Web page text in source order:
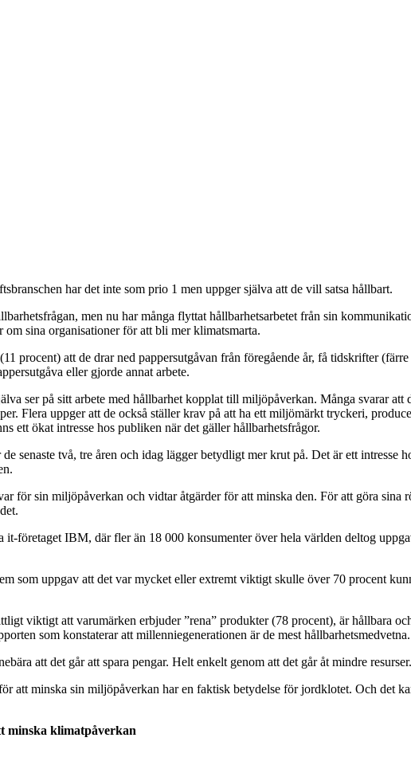
har det inte som prio 1 men uppger själva att de vill satsa hållbart.
men nu har många flyttat hållbarhetsarbetet från sin
sina organisationer för att bli mer klimatsmarta.
procent) att de drar ned pappersutgåvan från föregående år, få tidskrifter
eller gjorde annat arbete.
ser på sitt arbete med hållbarhet kopplat till miljöpåverkan. Många svarar
Flera uppger att de också ställer krav på att ha ett miljömärkt tryckeri,
ett ökat intresse hos publiken när det gäller hållbarhetsfrågor.
senaste två, tre åren och idag lägger betydligt mer krut på. Det är ett intresse
för sin miljöpåverkan och vidtar åtgärder för att minska den. För att göra sina
företaget IBM, där fler än 18 000 konsumenter över hela världen deltog
som uppgav att det var mycket eller extremt viktigt skulle över 70 procent
viktigt att varumärken erbjuder ”rena” produkter (78 procent), är hållbara
som konstaterar att millenniegenerationen är de mest hållbarhetsmedvetna.
att det går att spara pengar. Helt enkelt genom att det går åt mindre resurser.
att minska sin miljöpåverkan har en faktisk betydelse för jordklotet. Och det
minska klimatpåverkan